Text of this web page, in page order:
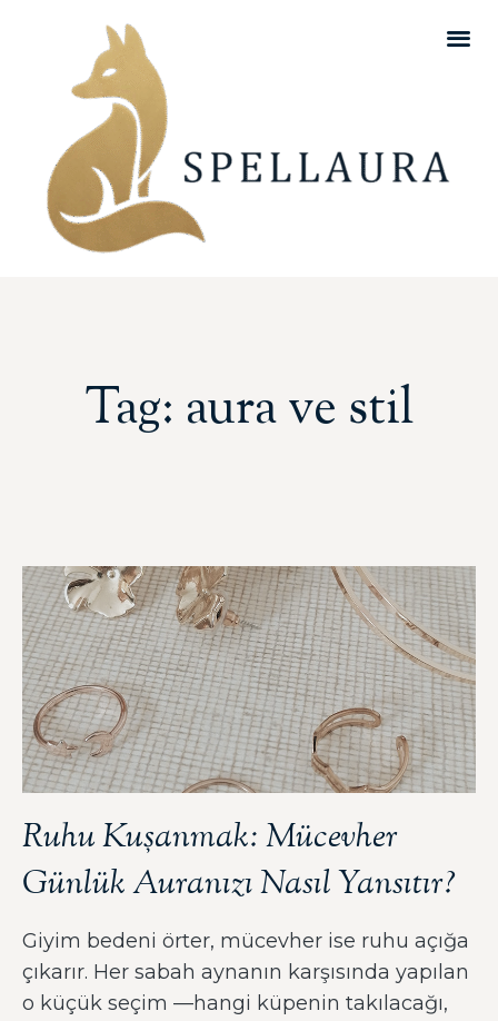
Tag: aura ve stil
Ruhu Kuşanmak: Mücevher
Günlük Auranızı Nasıl Yansıtır?
Giyim bedeni örter, mücevher ise ruhu açığa
çıkarır. Her sabah aynanın karşısında yapılan
o küçük seçim —hangi küpenin takılacağı,